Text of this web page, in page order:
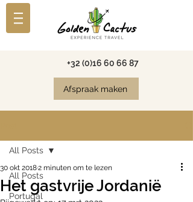
+32 (0)16 60 66 87
Afspraak maken
All Posts
Portugal
All Posts
Het gastvrije Jordanië
30 okt 20182 minuten om te lezen